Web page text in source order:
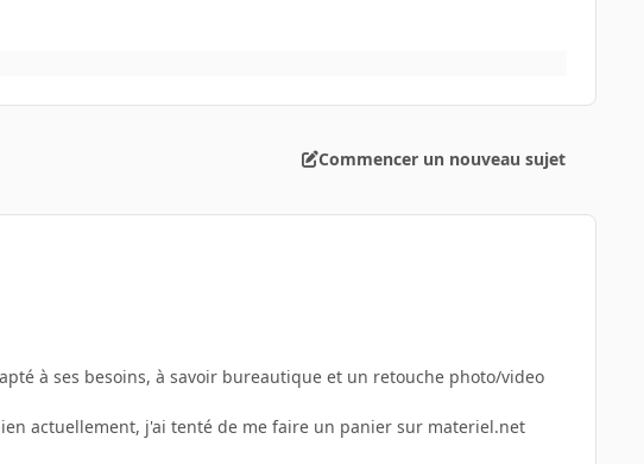
Commencer un nouveau sujet
à ses besoins, à savoir bureautique et un retouche photo/video
actuellement, j'ai tenté de me faire un panier sur materiel.net